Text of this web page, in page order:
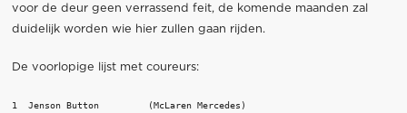
voor de deur geen verrassend feit, de komende maanden zal
duidelijk worden wie hier zullen gaan rijden.
De voorlopige lijst met coureurs:
1  Jenson Button         (McLaren Mercedes)